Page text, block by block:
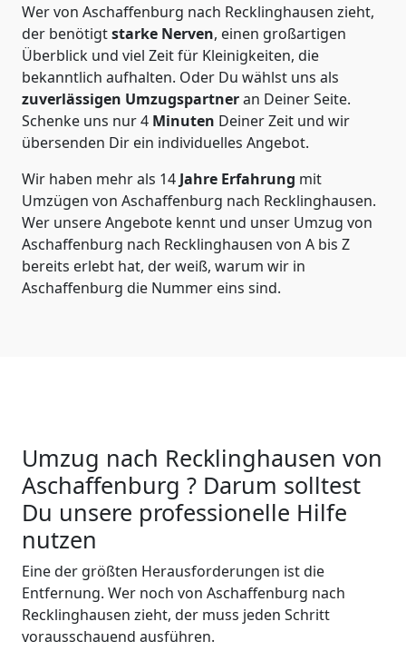
Wer von Aschaffenburg nach Recklinghausen zieht,
der benötigtstarke Nerven, einen großartigen
Überblick und viel Zeit für Kleinigkeiten, die
bekanntlich aufhalten. Oder Du wählst uns als
zuverlässigen Umzugspartneran Deiner Seite.
Schenke uns nur4 Minuten Deiner Zeit und wir
übersenden Dir ein individuelles Angebot.
Wir haben mehr als 14 Jahre Erfahrung mit
Umzügen von Aschaffenburg nach Recklinghausen.
Wer unsere Angebote kennt und unser Umzug von
Aschaffenburg nach Recklinghausen von A bis Z
bereits erlebt hat, der weiß, warum wir in
Aschaffenburg die Nummer eins sind.
Umzug nach Recklinghausen von
Aschaffenburg ? Darum solltest
Du unsere professionelle Hilfe
nutzen
Eine der größten Herausforderungen ist die
Entfernung. Wer noch von Aschaffenburg nach
Recklinghausen zieht, der muss jeden Schritt
vorausschauend ausführen.